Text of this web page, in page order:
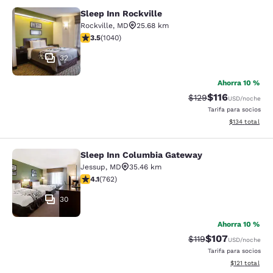
Sleep Inn Rockville
32
Sleep Inn Rockville
Rockville, MD
25.68 km
calificación de 3.49 estrellas. Bueno. 1040 reseñas
3.5(1040)
Ahorra 10 %
Precio tachado:
$129Precio con
$116USD/noche
Tarifa para socios
Ver detalles
$134 total
Sleep Inn Columbia Gateway
30
Sleep Inn Columbia Gateway
Jessup, MD
35.46 km
calificación de 4.07 estrellas. Muy bueno. 762 reseñas
4.1(762)
Ahorra 10 %
Precio tachado:
$119Precio con
$107USD/noche
Tarifa para socios
Ver detalles
$121 total